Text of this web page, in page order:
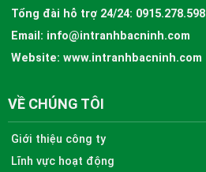
Tổng đài hỗ trợ 24/24: 0915.278.598
Email: info@intranhbacninh.com
Website: www.intranhbacninh.com
VỀ CHÚNG TÔI
Giới thiệu công ty
Lĩnh vực hoạt động